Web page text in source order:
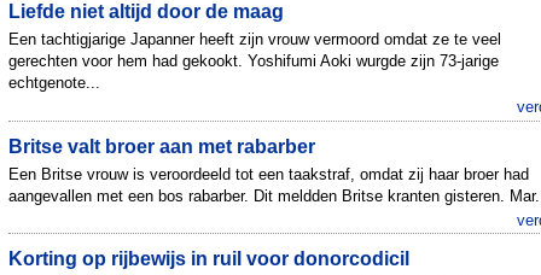
Liefde niet altijd door de maag
Een tachtigjarige Japanner heeft zijn vrouw vermoord omdat ze te veel
gerechten voor hem had gekookt. Yoshifumi Aoki wurgde zijn 73-jarige
echtgenote...
Britse valt broer aan met rabarber
Een Britse vrouw is veroordeeld tot een taakstraf, omdat zij haar broer had
aangevallen met een bos rabarber. Dit meldden Britse kranten gisteren.
Korting op rijbewijs in ruil voor donorcodicil